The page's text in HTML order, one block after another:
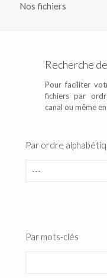
Nos fichiers
Recherche
Pour faciliter
fichiers par
canal ou même
Par ordre
Par mots-clés